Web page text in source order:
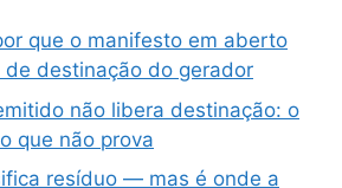
que o manifesto em aberto
destinação do gerador
não libera destinação: o
que não prova
resíduo — mas é onde a